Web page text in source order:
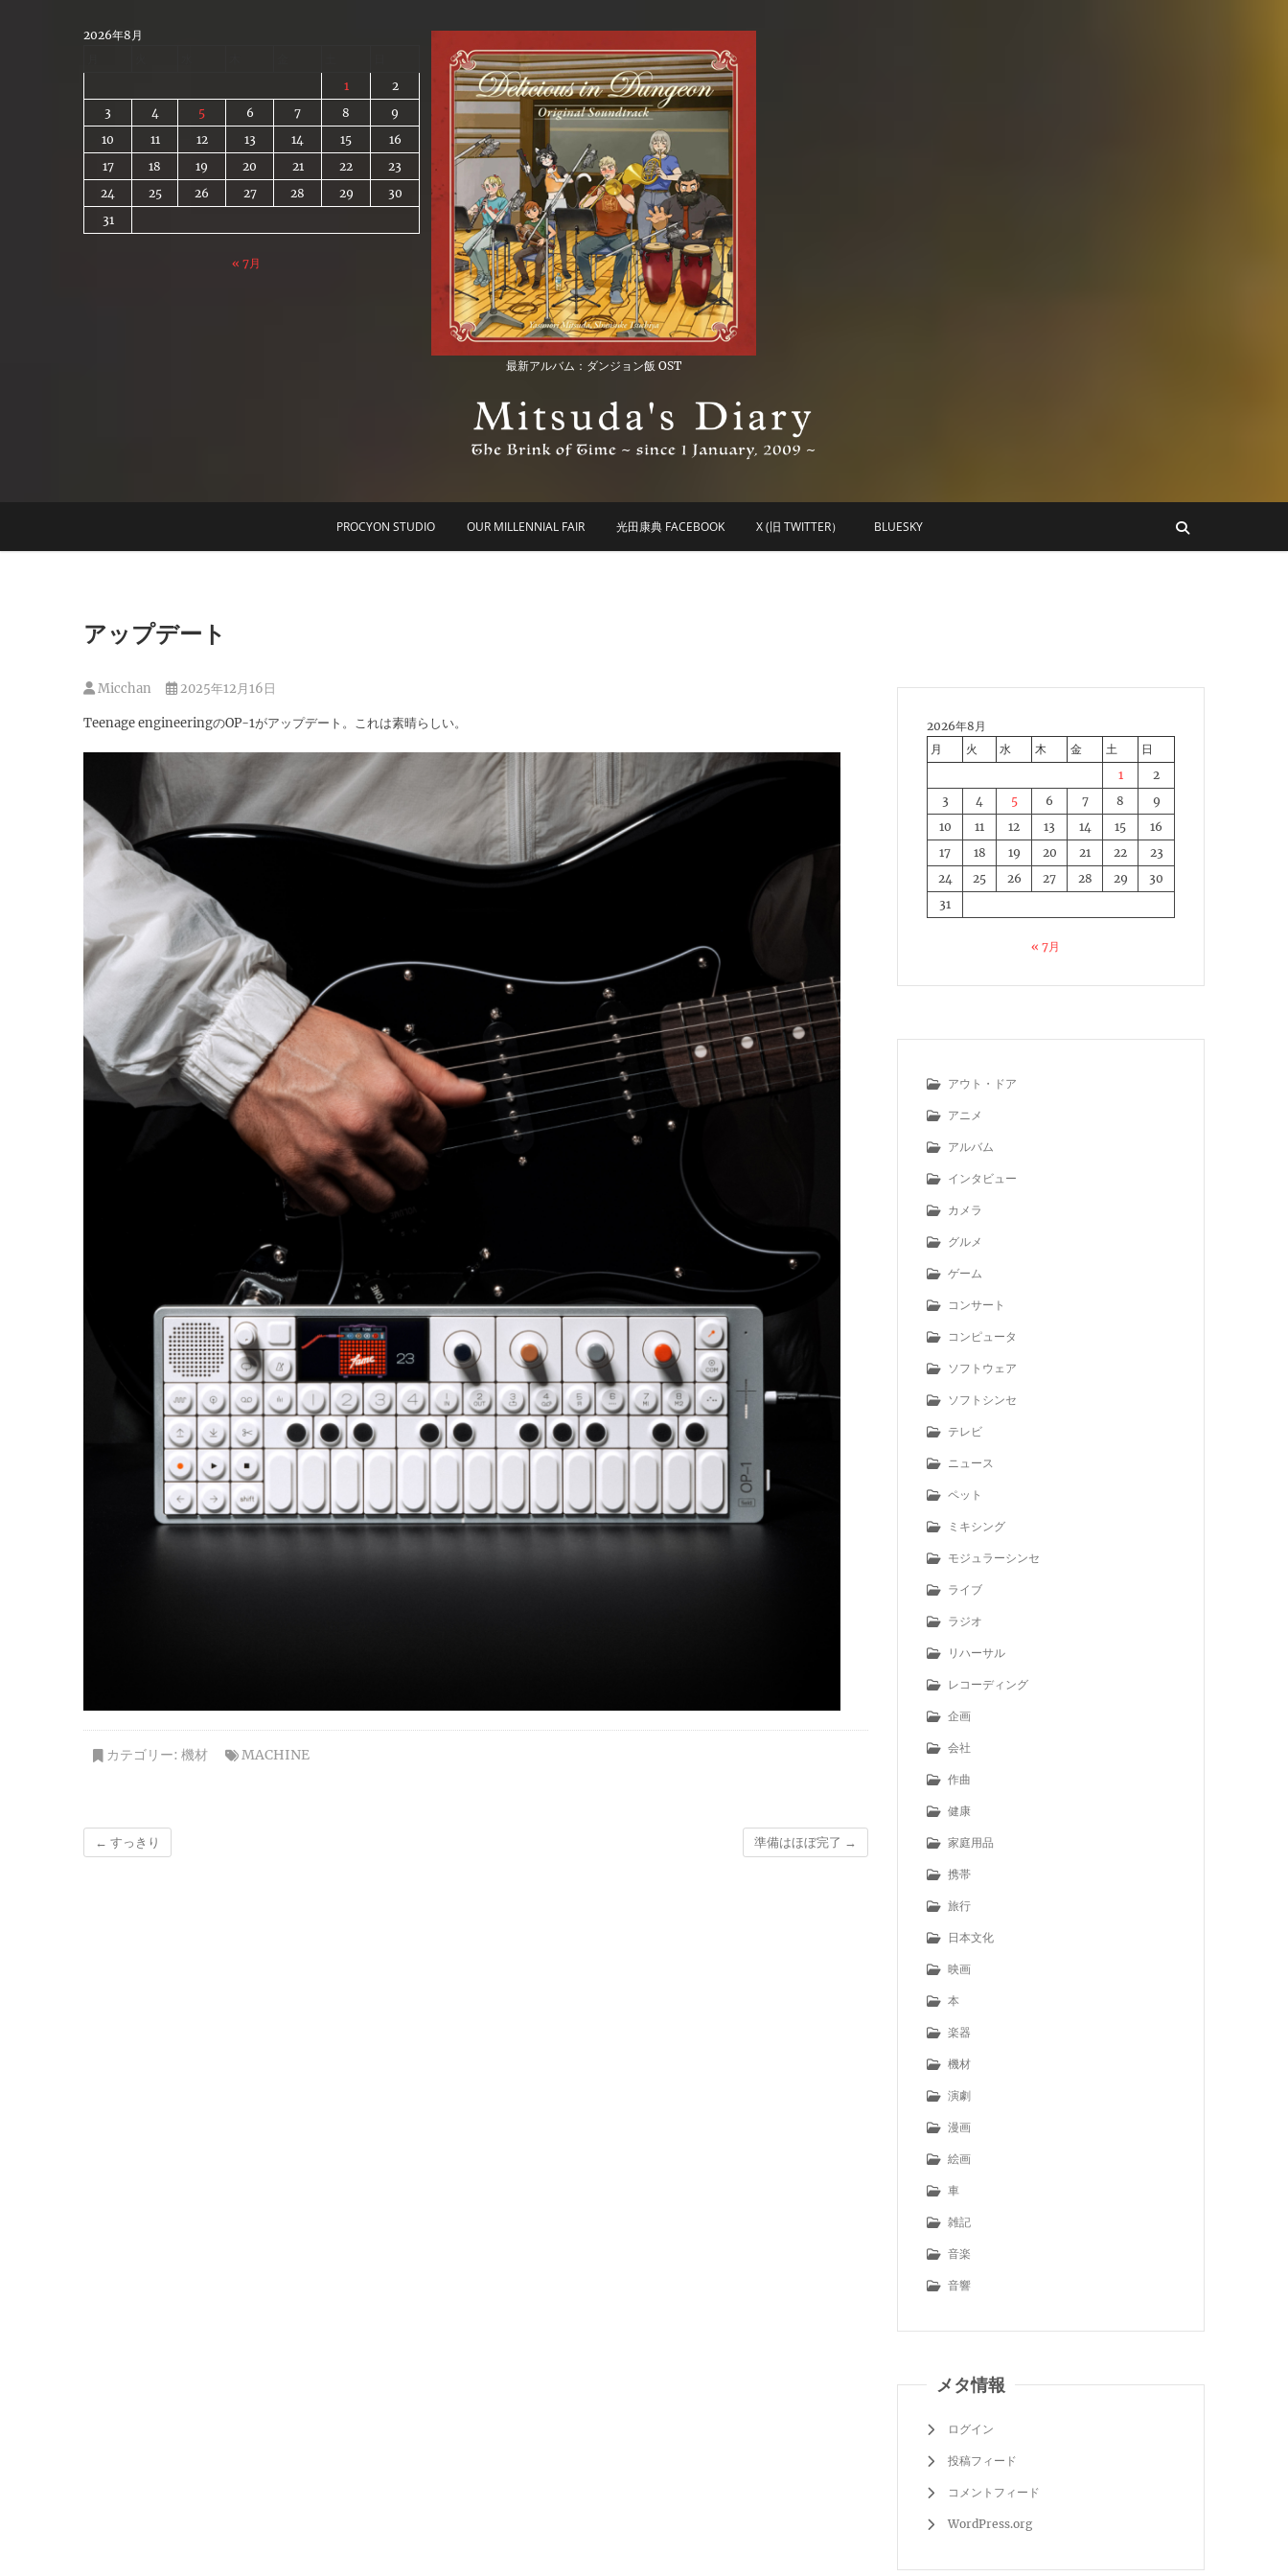
2026年8月
1
2
3
4 5 6 7 8
9
10
11 12 13 14 15
16
17
18 19 20 21 22
23
24
25 26 27 28 29
30
31
« 7月
最新アルバム：ダンジョン飯 OST
Mitsuda's Diary
PROCYON STUDIO OUR MILLENNIAL FAIR 光田康典 FACEBOOK X (旧 TWITTER） BLUESKY
アップデート
Micchan 2025年12月16日
Teenage engineeringのOP-1がアップデート。これは素晴らしい。
カテゴリー: 機材 MACHINE
← すっきり 準備はほぼ完了 →
2026年8月
月
火 水 木 金 土
日
1
2
3
4 5 6 7 8
9
10
11 12 13 14 15
16
17
18 19 20 21 22
23
24
25 26 27 28 29
30
31
« 7月
アウト・ドア
アニメ
アルバム
インタビュー
カメラ
グルメ
ゲーム
コンサート
コンピュータ
ソフトウェア
ソフトシンセ
テレビ
ニュース
ペット
ミキシング
モジュラーシンセ
ライブ
ラジオ
リハーサル
レコーディング
企画
会社
作曲
健康
家庭用品
携帯
旅行
日本文化
映画
本
楽器
機材
演劇
漫画
絵画
車
雑記
音楽
音響
メタ情報
ログイン
投稿フィード
コメントフィード
WordPress.org